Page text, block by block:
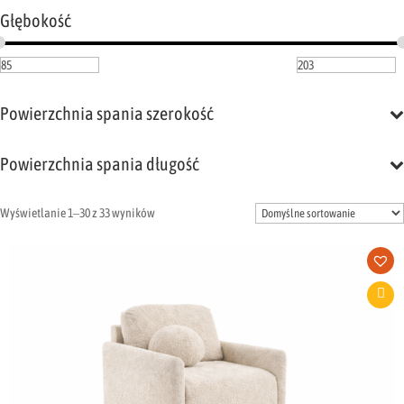
Głębokość
Powierzchnia spania szerokość
Powierzchnia spania długość
Wyświetlanie 1–30 z 33 wyników